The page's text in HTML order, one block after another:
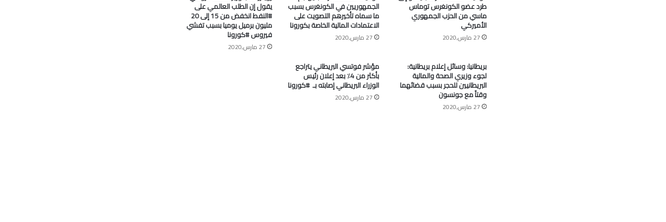
طرد عضو الكونغرس توماس
ماسي من الحزب الجمهوري
الأميركي
27 مارس,2020
الجمهوريين في الكونغرس بسبب
ما سماه تأخيرهم التصويت على
الاعتمادات المالية الخاصة بكورونا
27 مارس,2020
يقول إن الطلب العالمي على
#النفط انخفض من 15 إلى 20
مليون برميل يوميا بسبب تفشي
فيروس #كورونا
27 مارس,2020
بريطانيا: وسائل إعلام بريطانية:
لجوء وزيري الصحة والمالية
البريطانيين للحجر بسبب قضائهما
وقتاً مع جونسون
27 مارس,2020
مؤشر فوتسي البريطاني يتراجع
بأكثر من 4٪ بعد إعلان رئيس
الوزراء البريطاني إصابته بـ ⁧ #كورونا⁩
27 مارس,2020